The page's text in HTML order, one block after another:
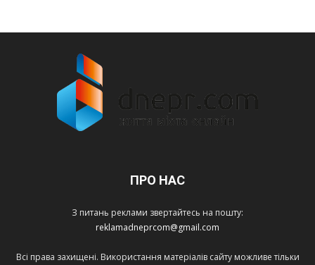
ПРО НАС
З питань реклами звертайтесь на пошту:
reklamadneprcom@gmail.com
Всі права захищені. Використання матеріалів сайту можливе тільки